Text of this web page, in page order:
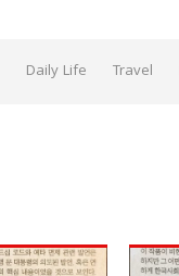
Daily Life Travel